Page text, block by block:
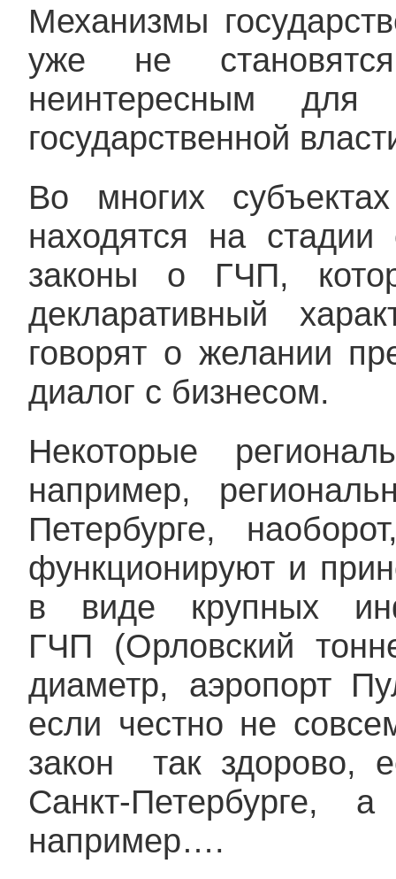
Механизмы
уже не
неинтересным для
государственной
Во многих
находятся на стадии
законы о ГЧП,
декларативный
говорят о желании
диалог с бизнесом.
Некоторые
например,
Петербурге,
функционируют и
в виде крупных
ГЧП (Орловский
диаметр, аэропорт
если честно не
закон так здорово,
Санкт-Петербурге,
например….